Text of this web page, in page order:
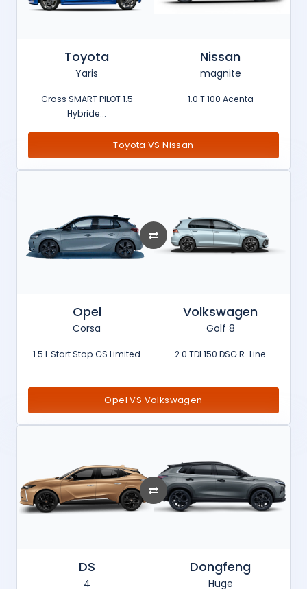
Toyota
Yaris
Cross SMART PILOT 1.5
Hybride...
Nissan
magnite
1.0 T 100 Acenta
Toyota VS Nissan
Opel
Corsa
1.5 L Start Stop GS Limited
Volkswagen
Golf 8
2.0 TDI 150 DSG R-Line
Opel VS Volkswagen
DS
4
Dongfeng
Huge